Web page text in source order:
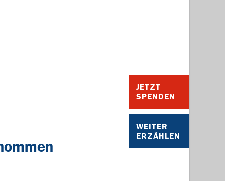
JETZT
SPENDEN
WEITER
ERZÄHLEN